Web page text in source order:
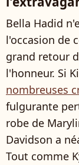
Bella Hadid
l'occasion de
grand retour
l'honneur. Si
nombreuses
fulgurante
robe de
Davidson a
Tout comme